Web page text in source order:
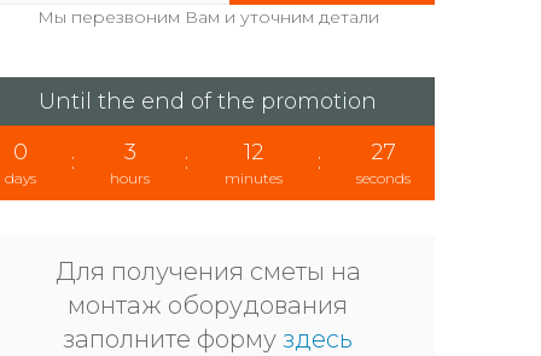
Мы перезвоним Вам и уточним детали
Until the end of the promotion
0
days
: 3
hours
: 12
minutes
: 26
seconds
Для получения сметы на
монтаж оборудования
заполните форму здесь